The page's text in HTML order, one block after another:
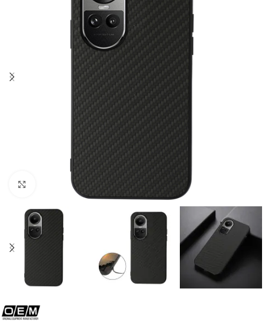
Click to enlarge